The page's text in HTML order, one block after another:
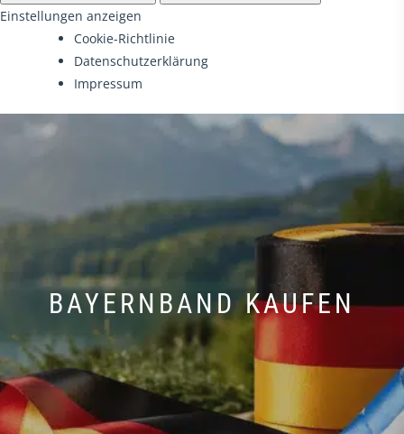
Einstellungen anzeigen
Cookie-Richtlinie
Datenschutzerklärung
Impressum
BAYERNBAND KAUFEN